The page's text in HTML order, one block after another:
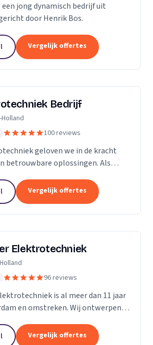
jong dynamisch bedrijf uit
door Henrik Bos.
Vergelijk offertes
Bedrijf
100 reviews
geloven we in de kracht
betrouwbare oplossingen. Als
jaar hoogwaardige diensten aan
Vergelijk offertes
Elektrotechniek
96 reviews
is al meer dan 11 jaar
en omstreken. Wij ontwerpen
zaken, winkelcentra, en nog
Vergelijk offertes